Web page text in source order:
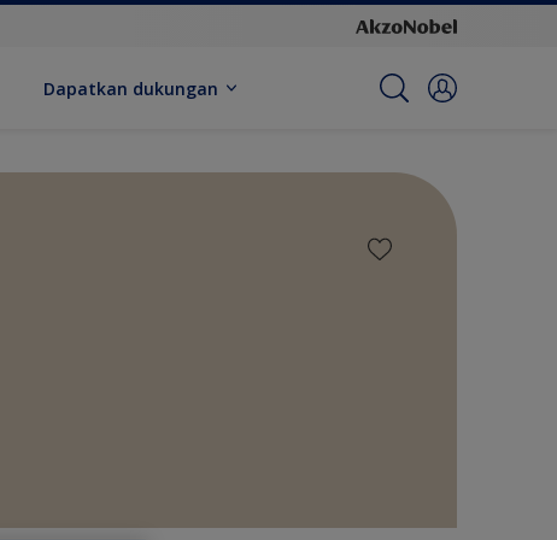
Dapatkan dukungan